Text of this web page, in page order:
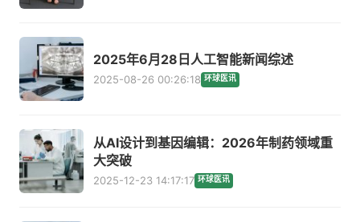
2025年6月28日人工智能新闻综述
2025-08-26 00:26:18 环球医讯
从AI设计到基因编辑：2026年制药领域重
大突破
2025-12-23 14:17:17 环球医讯